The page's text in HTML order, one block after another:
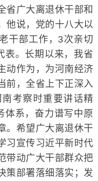
省广大离退休干部和
他说，党的十八大以
干部工作，3次亲切
表。长期以来，我省
动作为，为河南经济
前，全省上下正深入
考察时重要讲话精
体系，奋力谱写中原
。希望广大离退休干
习宣传习近平新时代
带动广大干部群众把
策部署落细落实；发